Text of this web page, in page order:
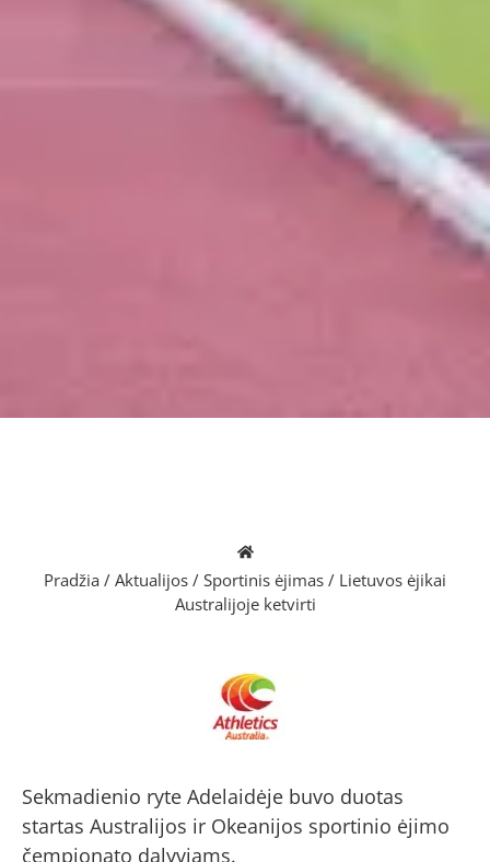
Pradžia / Aktualijos / Sportinis ėjimas / Lietuvos ėjikai
Australijoje ketvirti
Sekmadienio ryte Adelaidėje buvo duotas
startas Australijos ir Okeanijos sportinio ėjimo
čempionato dalyviams.